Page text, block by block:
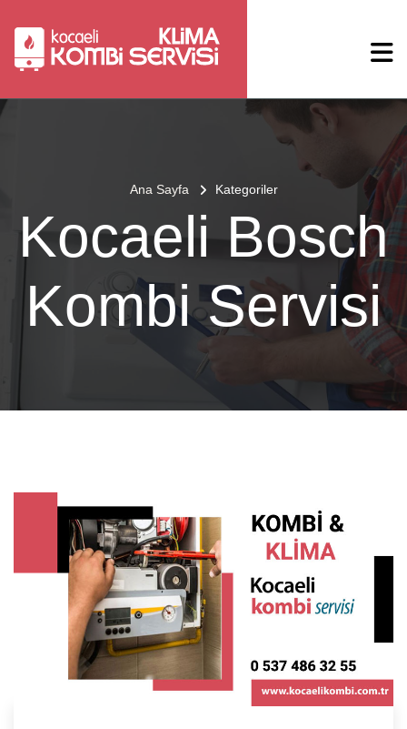
Ana Sayfa Kategoriler
Kocaeli Bosch
Kombi Servisi